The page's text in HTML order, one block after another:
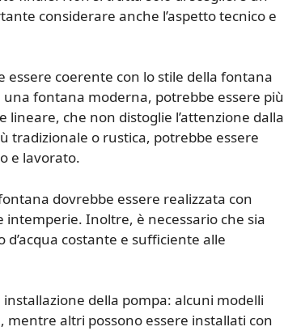
considerare anche l’aspetto tecnico e
coerente con lo stile della fontana
una fontana moderna, potrebbe essere più
che non distoglie l’attenzione dalla
tradizionale o rustica, potrebbe essere
e lavorato.
dovrebbe essere realizzata con
intemperie. Inoltre, è necessario che sia
costante e sufficiente alle
della pompa: alcuni modelli
altri possono essere installati con